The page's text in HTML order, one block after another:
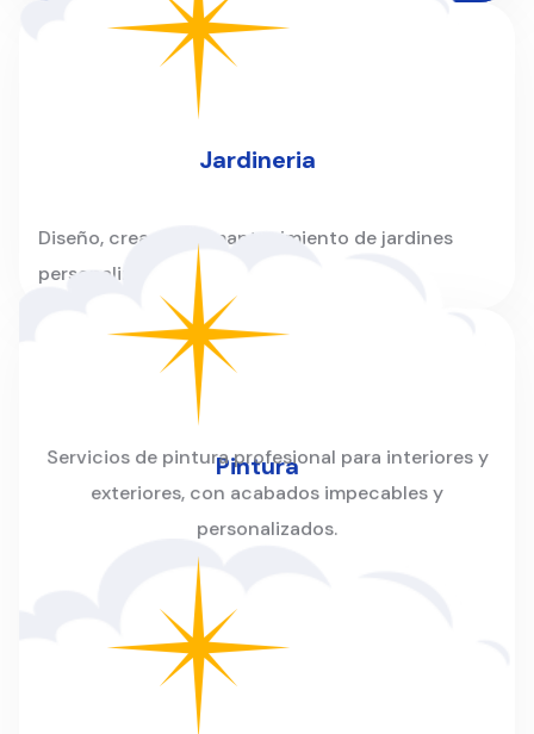
Jardineria
Diseño, creación y mantenimiento de jardines
personalizados para hogares y empresas.
Pintura
Servicios de pintura profesional para interiores y
exteriores, con acabados impecables y
personalizados.